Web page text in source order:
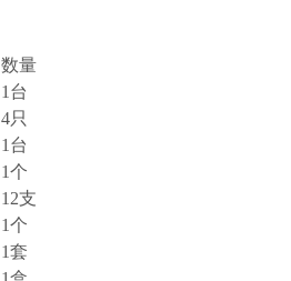
数量
1台
4只
1台
1个
12支
1个
1套